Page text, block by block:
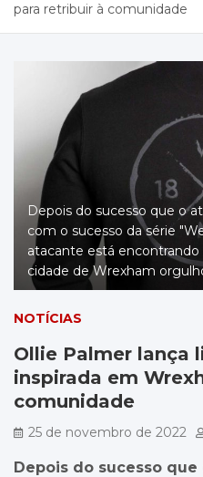
para retribuir à comunidade
Depois do sucesso que o
com o sucesso da série
atacante está encontrando
cidade de Wrexham
NOTÍCIAS
Ollie Palmer lança
inspirada em
comunidade
25 de novembro de 2022
Depois do sucesso